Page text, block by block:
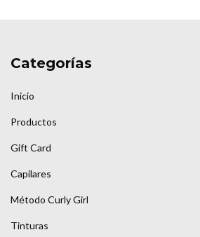
Categorías
Inicio
Productos
Gift Card
Capilares
Método Curly Girl
Tinturas